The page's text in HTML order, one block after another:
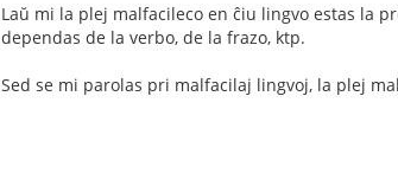
Laŭ mi la plej malfacileco en ĉiu lingvo estas la
dependas de la verbo, de la frazo, ktp.
Sed se mi parolas pri malfacilaj lingvoj, la plej